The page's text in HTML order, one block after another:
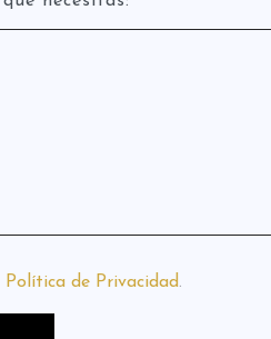
Política de Privacidad.